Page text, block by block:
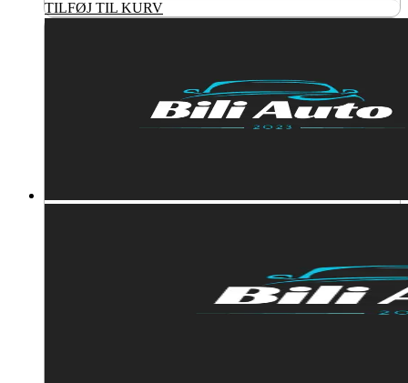
TILFØJ TIL KURV